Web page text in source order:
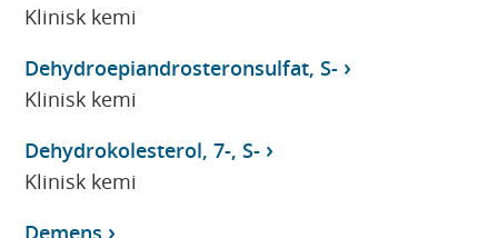
Klinisk kemi
Dehydroepiandrosteronsulfat, S-
Klinisk kemi
Dehydrokolesterol, 7-, S-
Klinisk kemi
Demens